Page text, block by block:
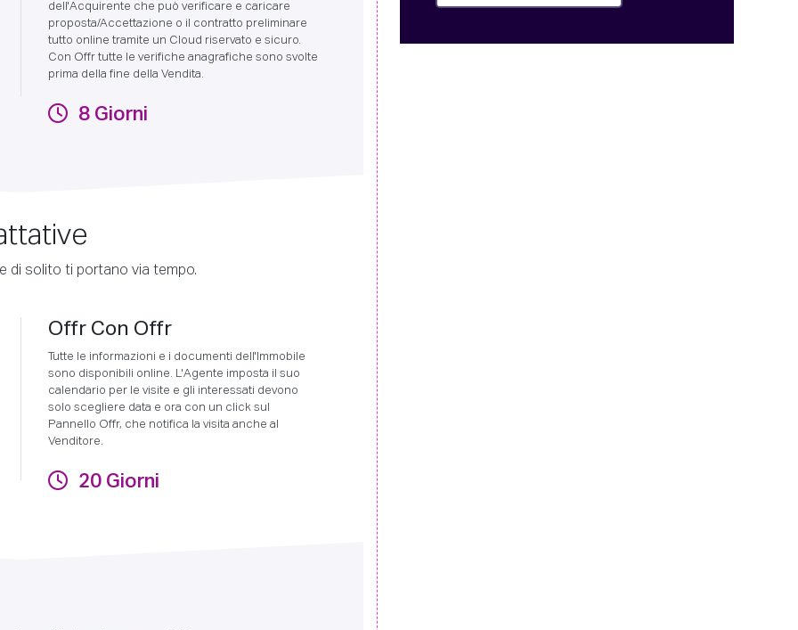
dell'Acquirente che può verificare e caricare
proposta/Accettazione o il contratto preliminare
tutto online tramite un Cloud riservato e sicuro.
Con Offr tutte le verifiche anagrafiche sono svolte
prima della fine della Vendita.
8 Giorni
di solito ti portano via tempo.
Offr Con Offr
Tutte le informazioni e i documenti dell'Immobile
sono disponibili online. L'Agente imposta il suo
calendario per le visite e gli interessati devono
solo scegliere data e ora con un click sul
Pannello Offr, che notifica la visita anche al
Venditore.
20 Giorni